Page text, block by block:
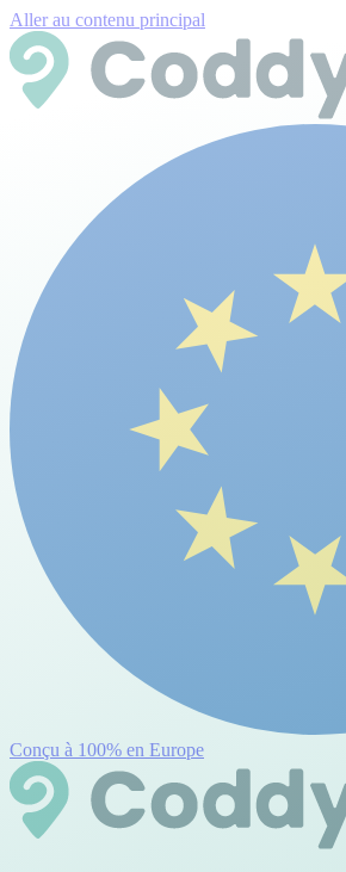
Aller au contenu principal
Conçu à 100% en Europe